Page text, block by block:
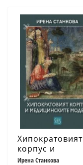
Хипократовият
корпус и
медицинските
Ирена Станкова